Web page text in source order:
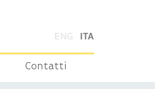
ENG ITA
Contatti